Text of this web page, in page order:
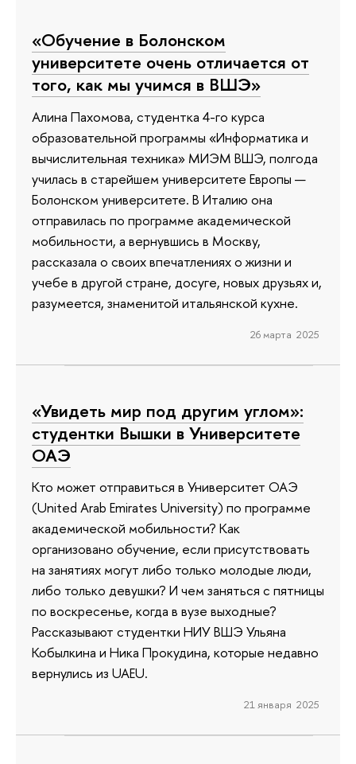
«Обучение в Болонском
университете очень отличается от
того, как мы учимся в ВШЭ»
Алина Пахомова, студентка 4-го курса
образовательной программы «Информатика и
вычислительная техника» МИЭМ ВШЭ, полгода
училась в старейшем университете Европы —
Болонском университете. В Италию она
отправилась по программе академической
мобильности, а вернувшись в Москву,
рассказала о своих впечатлениях о жизни и
учебе в другой стране, досуге, новых друзьях и,
разумеется, знаменитой итальянской кухне.
26 марта 2025
«Увидеть мир под другим углом»:
студентки Вышки в Университете
ОАЭ
Кто может отправиться в Университет ОАЭ
(United Arab Emirates University) по программе
академической мобильности? Как
организовано обучение, если присутствовать
на занятиях могут либо только молодые люди,
либо только девушки? И чем заняться с пятницы
по воскресенье, когда в вузе выходные?
Рассказывают студентки НИУ ВШЭ Ульяна
Кобылкина и Ника Прокудина, которые недавно
вернулись из UAEU.
21 января 2025